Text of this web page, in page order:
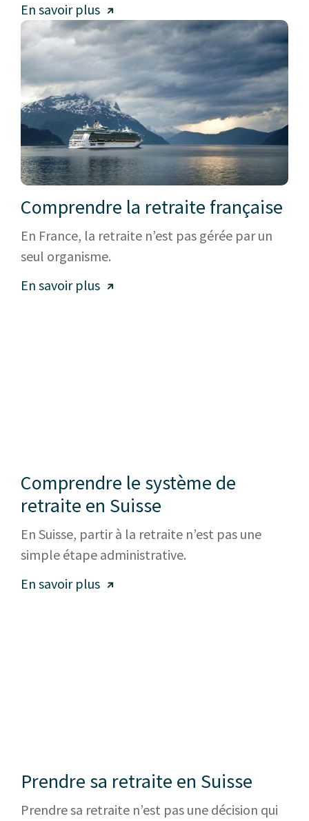
En savoir plus
Comprendre la retraite française
En France, la retraite n’est pas gérée par un
seul organisme.
En savoir plus
Comprendre le système de
retraite en Suisse
En Suisse, partir à la retraite n’est pas une
simple étape administrative.
En savoir plus
Prendre sa retraite en Suisse
Prendre sa retraite n’est pas une décision qui